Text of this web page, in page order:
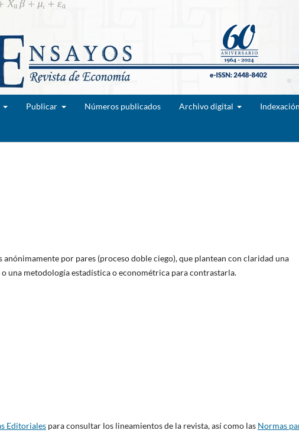
Publicar Números publicados Archivo digital Indexación
por pares (proceso doble ciego), que plantean con claridad una
una metodología estadística o econométrica para contrastarla.
Editoriales para consultar los lineamientos de la revista, así como las Normas